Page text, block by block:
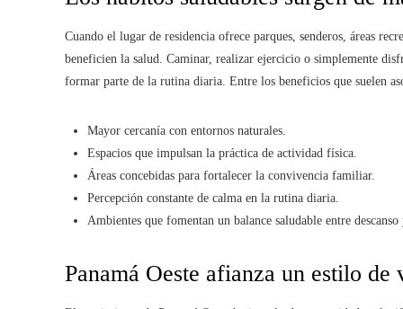
Cuando el lugar de residencia ofrece parques, senderos, áreas
beneficien la salud. Caminar, realizar ejercicio o simplemente
formar parte de la rutina diaria. Entre los beneficios que suelen
Mayor cercanía con entornos naturales.
Espacios que impulsan la práctica de actividad física.
Áreas concebidas para fortalecer la convivencia familiar.
Percepción constante de calma en la rutina diaria.
Ambientes que fomentan un balance saludable entre
Panamá Oeste afianza un estilo de